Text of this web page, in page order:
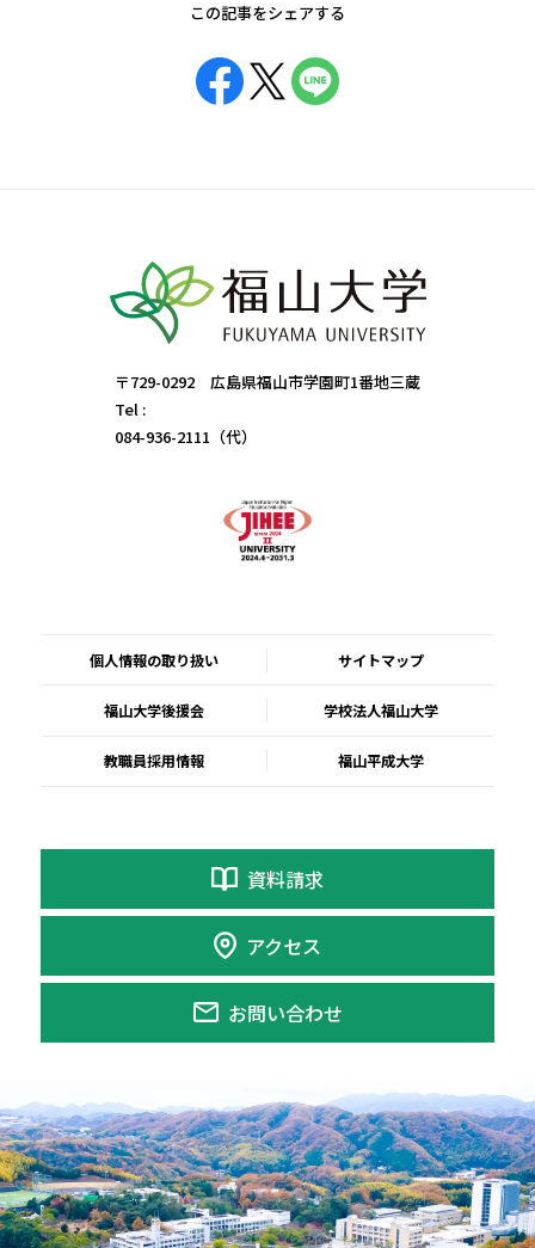
この記事をシェアする
〒729-0292 広島県福山市学園町1番地三蔵
Tel :
084-936-2111（代）
個人情報の取り扱い サイトマップ
福山大学後援会 学校法人福山大学
教職員採用情報 福山平成大学
資料請求
アクセス
お問い合わせ